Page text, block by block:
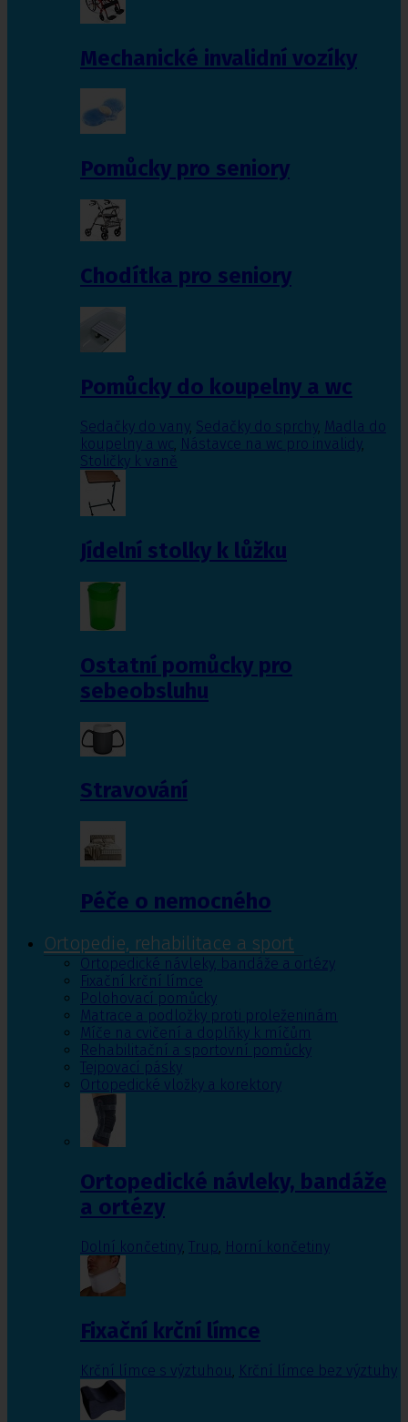
Mechanické invalidní vozíky
Pomůcky pro seniory
Chodítka pro seniory
Pomůcky do koupelny a wc
Sedačky do vany, Sedačky do sprchy, Madla do
koupelny a wc, Nástavce na wc pro invalidy,
Stoličky k vaně
Jídelní stolky k lůžku
Ostatní pomůcky pro
sebeobsluhu
Stravování
Péče o nemocného
Ortopedie, rehabilitace a sport
Ortopedické návleky, bandáže a ortézy
Fixační krční límce
Polohovací pomůcky
Matrace a podložky proti proleženinám
Míče na cvičení a doplňky k míčům
Rehabilitační a sportovní pomůcky
Tejpovací pásky
Ortopedické vložky a korektory
Ortopedické návleky, bandáže
a ortézy
Dolní končetiny, Trup, Horní končetiny
Fixační krční límce
Krční límce s výztuhou Krční límce bez výztuhy